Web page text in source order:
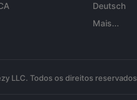
Deutsch
Mais...
LLC. Todos os direitos reservados